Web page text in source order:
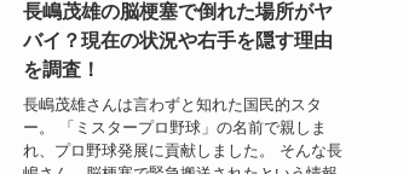
長嶋茂雄の脳梗塞で倒れた場所がヤ
バイ？現在の状況や右手を隠す理由
を調査！
長嶋茂雄さんは言わずと知れた国民的スタ
ー。 「ミスタープロ野球」の名前で親しま
れ、プロ野球発展に貢献しました。 そんな長